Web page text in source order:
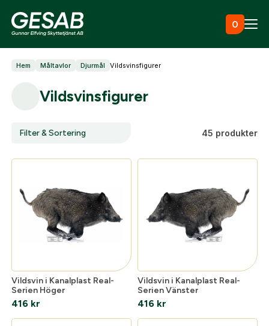
0
Ammunition
Måltavlor
Vapen
Optik
Hem Måltavlor Djurmål Vildsvinsfigurer
Vildsvinsfigurer
Filter & Sortering 45 produkter
Vildsvin i Kanalplast Real-
Serien Höger
416 kr
Vildsvin i Kanalplast Real-
Serien Vänster
416 kr